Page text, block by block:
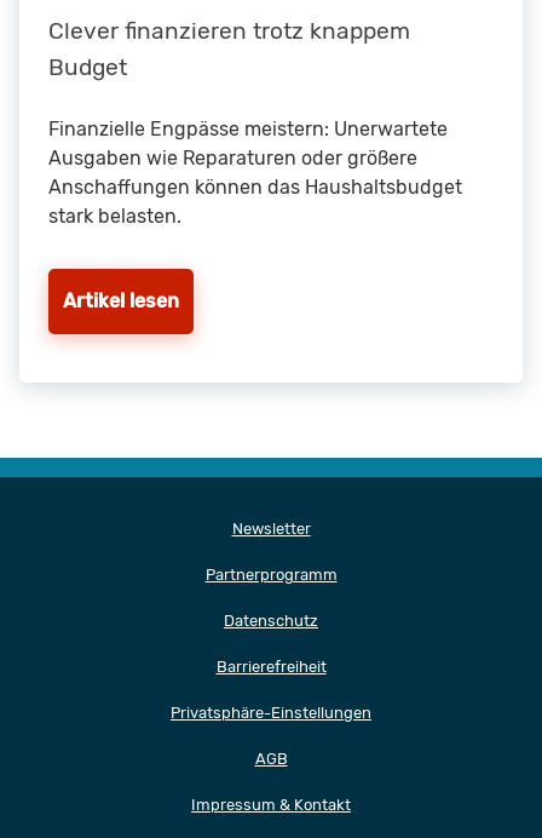
Clever finanzieren trotz knappem
Budget
Finanzielle Engpässe meistern: Unerwartete
Ausgaben wie Reparaturen oder größere
Anschaffungen können das Haushaltsbudget
stark belasten.
Artikel lesen
Newsletter
Partnerprogramm
Datenschutz
Barrierefreiheit
Privatsphäre-Einstellungen
AGB
Impressum & Kontakt